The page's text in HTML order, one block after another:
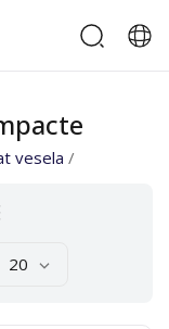
vesela /
20